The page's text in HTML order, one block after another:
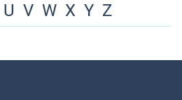
U V W X Y Z